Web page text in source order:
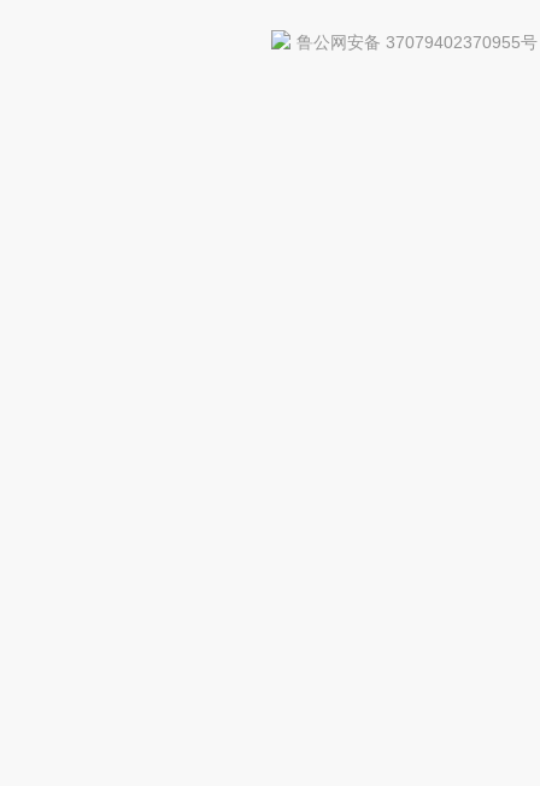
鲁公网安备 37079402370955号